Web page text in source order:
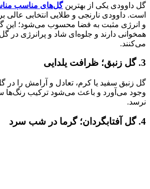
گل داوودی یکی از بهترینگل‌های مناسب
است. داوودی نارنجی و طلایی انتخابی عالی
و انرژی مثبت به فضا محسوب می‌شود؛ این
همخوانی دارند و جلوه‌ای شاد و پرانرژی در گل
می‌کنند.
3. گل زنبق؛ ظرافت یلدایی
گل زنبق سفید یا کرم، تعادل و آرامش را در گل
وجود می‌آورد و باعث می‌شود ترکیب رنگ‌ها
نرسد.
4. گل آفتابگردان؛ گرما در شب سرد